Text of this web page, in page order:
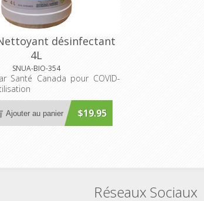
désinfectant
4L
SNUA-BIO-354
Santé Canada pour COVID-
$19.95
Ajouter au panier
Réseaux Sociaux